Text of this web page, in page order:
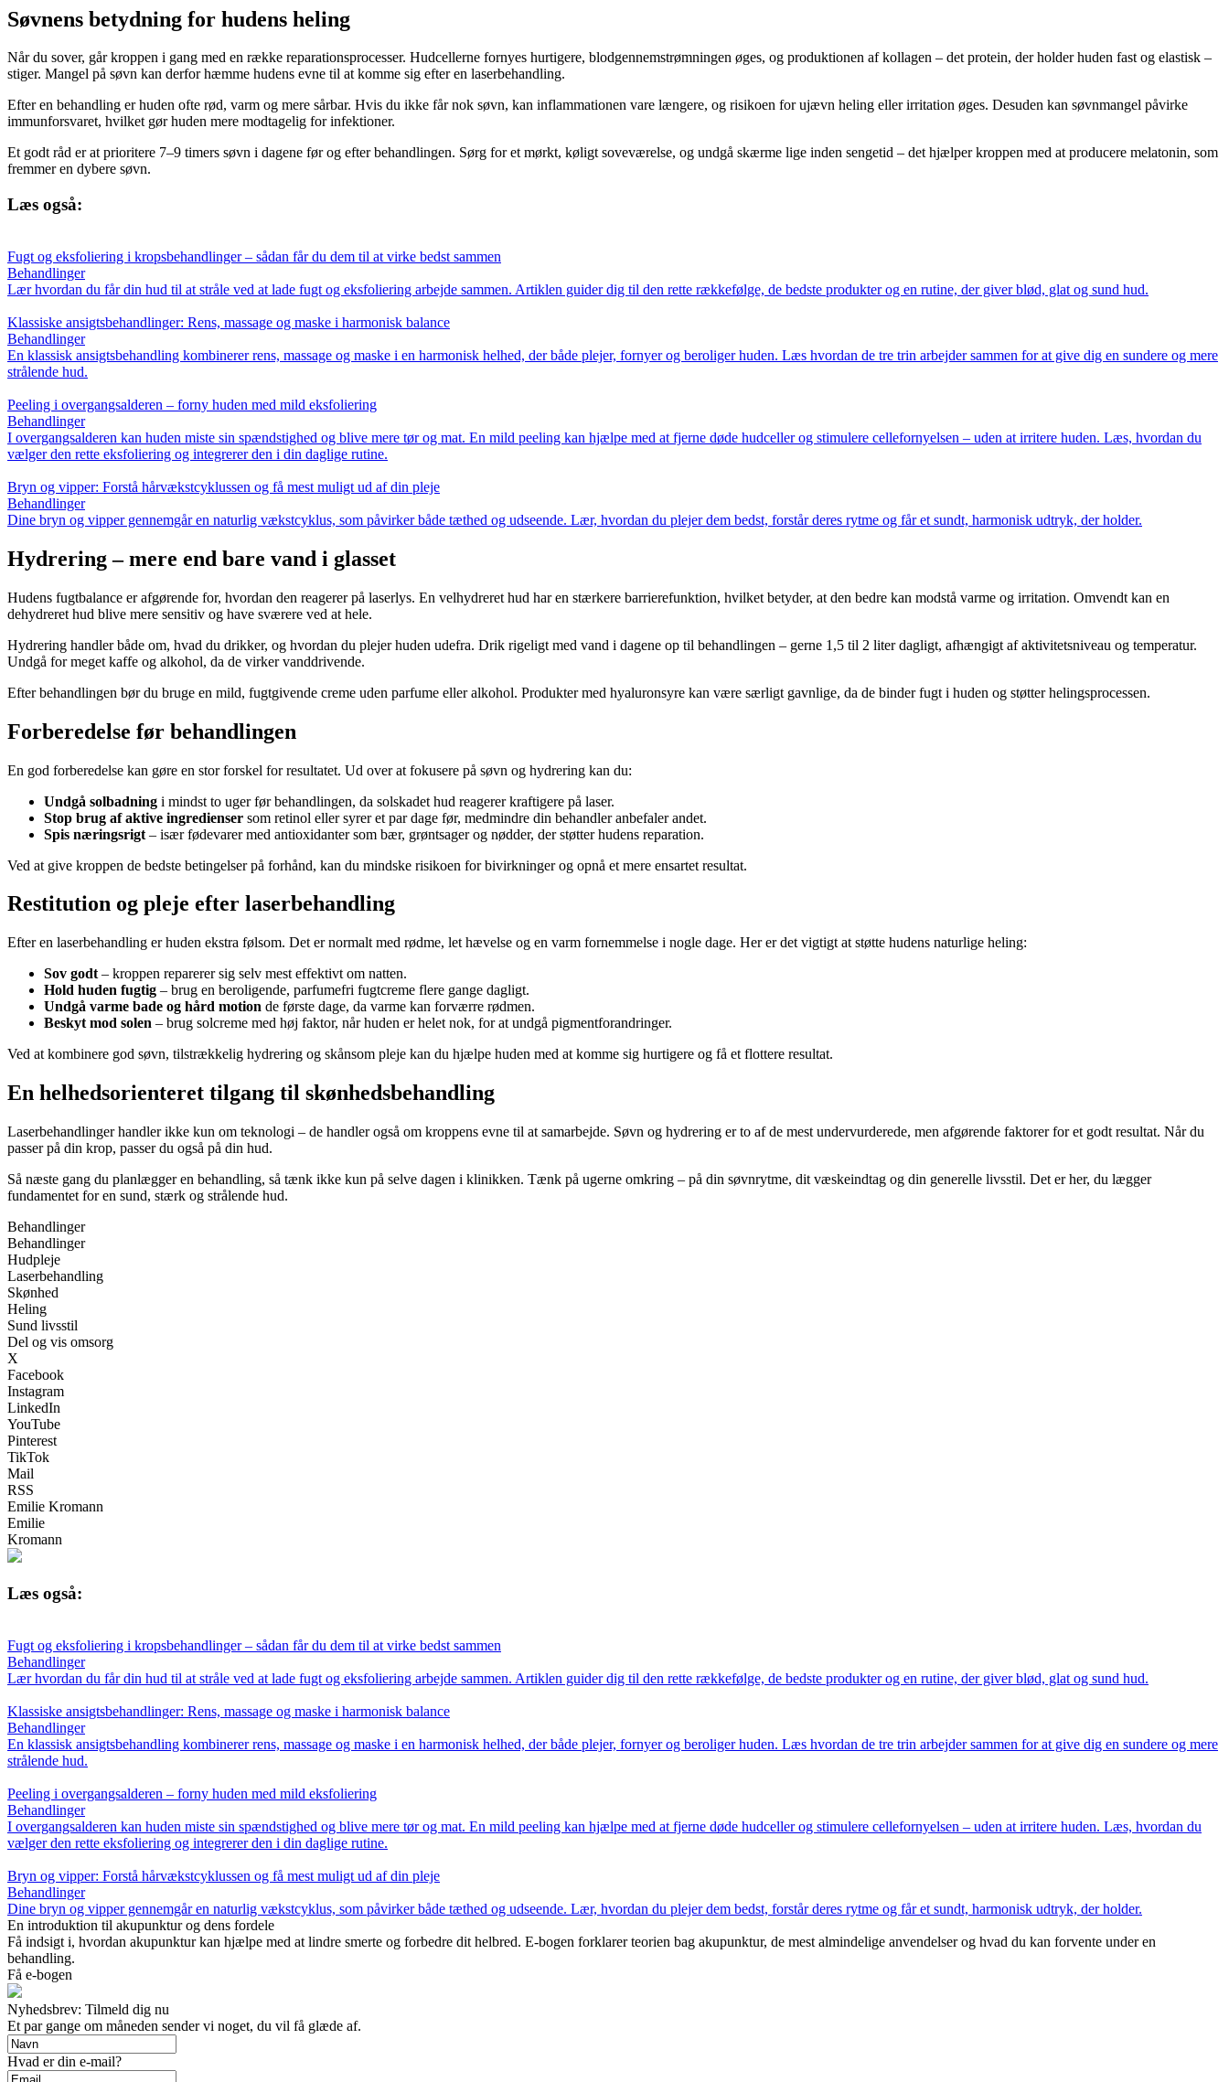
Søvnens betydning for hudens heling
Når du sover, går kroppen i gang med en række reparationsprocesser. Hudcellerne fornyes hurtigere, blodgennemstrømningen øges, og produktionen af kollagen – det protein, der holder huden fast og elastisk –
stiger. Mangel på søvn kan derfor hæmme hudens evne til at komme sig efter en laserbehandling.
Efter en behandling er huden ofte rød, varm og mere sårbar. Hvis du ikke får nok søvn, kan inflammationen vare længere, og risikoen for ujævn heling eller irritation øges. Desuden kan søvnmangel påvirke
immunforsvaret, hvilket gør huden mere modtagelig for infektioner.
Et godt råd er at prioritere 7–9 timers søvn i dagene før og efter behandlingen. Sørg for et mørkt, køligt soveværelse, og undgå skærme lige inden sengetid – det hjælper kroppen med at producere melatonin, som
fremmer en dybere søvn.
Læs også:
Fugt og eksfoliering i kropsbehandlinger – sådan får du dem til at virke bedst sammen
Behandlinger
Lær hvordan du får din hud til at stråle ved at lade fugt og eksfoliering arbejde sammen. Artiklen guider dig til den rette rækkefølge, de bedste produkter og en rutine, der giver blød, glat og sund hud.
Klassiske ansigtsbehandlinger: Rens, massage og maske i harmonisk balance
Behandlinger
En klassisk ansigtsbehandling kombinerer rens, massage og maske i en harmonisk helhed, der både plejer, fornyer og beroliger huden. Læs hvordan de tre trin arbejder sammen for at give dig en sundere og mere
strålende hud.
Peeling i overgangsalderen – forny huden med mild eksfoliering
Behandlinger
I overgangsalderen kan huden miste sin spændstighed og blive mere tør og mat. En mild peeling kan hjælpe med at fjerne døde hudceller og stimulere cellefornyelsen – uden at irritere huden. Læs, hvordan du
vælger den rette eksfoliering og integrerer den i din daglige rutine.
Bryn og vipper: Forstå hårvækstcyklussen og få mest muligt ud af din pleje
Behandlinger
Dine bryn og vipper gennemgår en naturlig vækstcyklus, som påvirker både tæthed og udseende. Lær, hvordan du plejer dem bedst, forstår deres rytme og får et sundt, harmonisk udtryk, der holder.
Hydrering – mere end bare vand i glasset
Hudens fugtbalance er afgørende for, hvordan den reagerer på laserlys. En velhydreret hud har en stærkere barrierefunktion, hvilket betyder, at den bedre kan modstå varme og irritation. Omvendt kan en
dehydreret hud blive mere sensitiv og have sværere ved at hele.
Hydrering handler både om, hvad du drikker, og hvordan du plejer huden udefra. Drik rigeligt med vand i dagene op til behandlingen – gerne 1,5 til 2 liter dagligt, afhængigt af aktivitetsniveau og temperatur.
Undgå for meget kaffe og alkohol, da de virker vanddrivende.
Efter behandlingen bør du bruge en mild, fugtgivende creme uden parfume eller alkohol. Produkter med hyaluronsyre kan være særligt gavnlige, da de binder fugt i huden og støtter helingsprocessen.
Forberedelse før behandlingen
En god forberedelse kan gøre en stor forskel for resultatet. Ud over at fokusere på søvn og hydrering kan du:
Undgå solbadning i mindst to uger før behandlingen, da solskadet hud reagerer kraftigere på laser.
Stop brug af aktive ingredienser som retinol eller syrer et par dage før, medmindre din behandler anbefaler andet.
Spis næringsrigt – især fødevarer med antioxidanter som bær, grøntsager og nødder, der støtter hudens reparation.
Ved at give kroppen de bedste betingelser på forhånd, kan du mindske risikoen for bivirkninger og opnå et mere ensartet resultat.
Restitution og pleje efter laserbehandling
Efter en laserbehandling er huden ekstra følsom. Det er normalt med rødme, let hævelse og en varm fornemmelse i nogle dage. Her er det vigtigt at støtte hudens naturlige heling:
Sov godt – kroppen reparerer sig selv mest effektivt om natten.
Hold huden fugtig – brug en beroligende, parfumefri fugtcreme flere gange dagligt.
Undgå varme bade og hård motion de første dage, da varme kan forværre rødmen.
Beskyt mod solen – brug solcreme med høj faktor, når huden er helet nok, for at undgå pigmentforandringer.
Ved at kombinere god søvn, tilstrækkelig hydrering og skånsom pleje kan du hjælpe huden med at komme sig hurtigere og få et flottere resultat.
En helhedsorienteret tilgang til skønhedsbehandling
Laserbehandlinger handler ikke kun om teknologi – de handler også om kroppens evne til at samarbejde. Søvn og hydrering er to af de mest undervurderede, men afgørende faktorer for et godt resultat. Når du
passer på din krop, passer du også på din hud.
Så næste gang du planlægger en behandling, så tænk ikke kun på selve dagen i klinikken. Tænk på ugerne omkring – på din søvnrytme, dit væskeindtag og din generelle livsstil. Det er her, du lægger
fundamentet for en sund, stærk og strålende hud.
Behandlinger
Behandlinger
Hudpleje
Laserbehandling
Skønhed
Heling
Sund livsstil
Del og vis omsorg
X
Facebook
Instagram
LinkedIn
YouTube
Pinterest
TikTok
Mail
RSS
Emilie Kromann
Emilie
Kromann
Læs også:
Fugt og eksfoliering i kropsbehandlinger – sådan får du dem til at virke bedst sammen
Behandlinger
Lær hvordan du får din hud til at stråle ved at lade fugt og eksfoliering arbejde sammen. Artiklen guider dig til den rette rækkefølge, de bedste produkter og en rutine, der giver blød, glat og sund hud.
Klassiske ansigtsbehandlinger: Rens, massage og maske i harmonisk balance
Behandlinger
En klassisk ansigtsbehandling kombinerer rens, massage og maske i en harmonisk helhed, der både plejer, fornyer og beroliger huden. Læs hvordan de tre trin arbejder sammen for at give dig en sundere og mere
strålende hud.
Peeling i overgangsalderen – forny huden med mild eksfoliering
Behandlinger
I overgangsalderen kan huden miste sin spændstighed og blive mere tør og mat. En mild peeling kan hjælpe med at fjerne døde hudceller og stimulere cellefornyelsen – uden at irritere huden. Læs, hvordan du
vælger den rette eksfoliering og integrerer den i din daglige rutine.
Bryn og vipper: Forstå hårvækstcyklussen og få mest muligt ud af din pleje
Behandlinger
Dine bryn og vipper gennemgår en naturlig vækstcyklus, som påvirker både tæthed og udseende. Lær, hvordan du plejer dem bedst, forstår deres rytme og får et sundt, harmonisk udtryk, der holder.
En introduktion til akupunktur og dens fordele
Få indsigt i, hvordan akupunktur kan hjælpe med at lindre smerte og forbedre dit helbred. E-bogen forklarer teorien bag akupunktur, de mest almindelige anvendelser og hvad du kan forvente under en
behandling.
Få e-bogen
Nyhedsbrev: Tilmeld dig nu
Et par gange om måneden sender vi noget, du vil få glæde af.
Hvad er din e-mail?